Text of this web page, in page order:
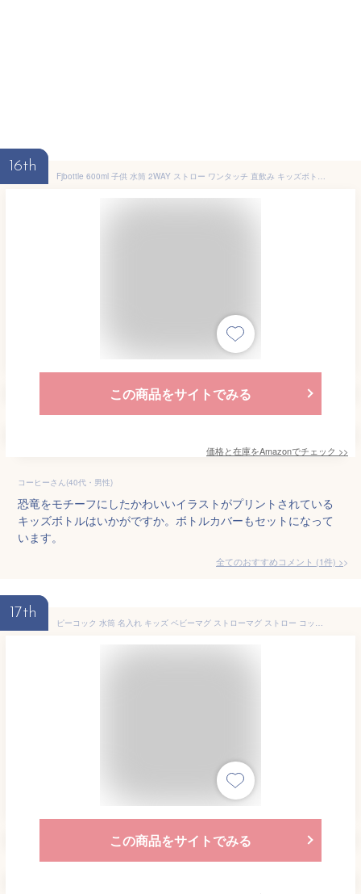
16th
Fjbottle 600ml 子供 水筒 2WAY ストロー ワンタッチ 直飲み キッズボトル 保温保冷 漏れない まほうびん コップ付き 収納カバー付き マグボトル 保育園 通学 遠足 旅行 プレゼント ホワイト
この商品をサイトでみる
価格と在庫をAmazonでチェック >>
コーヒーさん(40代・男性)
恐竜をモチーフにしたかわいいイラストがプリントされている
キッズボトルはいかがですか。ボトルカバーもセットになって
います。
全てのおすすめコメント (1件) >
17th
ピーコック 水筒 名入れ キッズ ベビーマグ ストローマグ ストロー コップ付 2way 直飲み ストロー付き水筒 ステンレス ワンタッチ 450ml 490ml 赤ちゃん 子ども 子供 子供用 幼稚園 幼児 保育園 女の子 保温 保冷 魔法瓶 出産祝い防災 災害
この商品をサイトでみる